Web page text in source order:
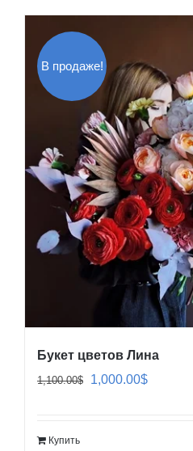
В продаже!
Букет цветов Лина
1,100.00$
Первоначальная
1,000.00$Текущая
Купить